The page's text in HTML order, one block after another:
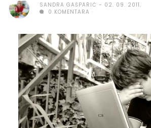
SANDRA GAŠPARIĆ
02. 09. 2011.
0 KOMENTARA